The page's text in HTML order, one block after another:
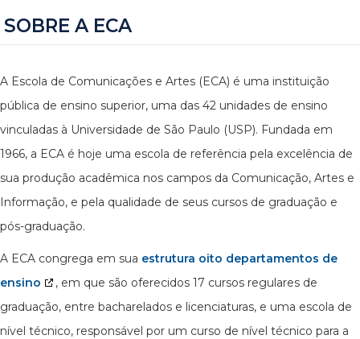
SOBRE A ECA
A Escola de Comunicações e Artes (ECA) é uma instituição
pública de ensino superior, uma das 42 unidades de ensino
vinculadas à Universidade de São Paulo (USP). Fundada em
1966, a ECA é hoje uma escola de referência pela excelência de
sua produção acadêmica nos campos da Comunicação, Artes e
Informação, e pela qualidade de seus cursos de graduação e
pós-graduação.
A ECA congrega em sua estrutura oito departamentos de
ensino
, em que são oferecidos 17 cursos regulares de
graduação, entre bacharelados e licenciaturas, e uma escola de
nível técnico, responsável por um curso de nível técnico para a